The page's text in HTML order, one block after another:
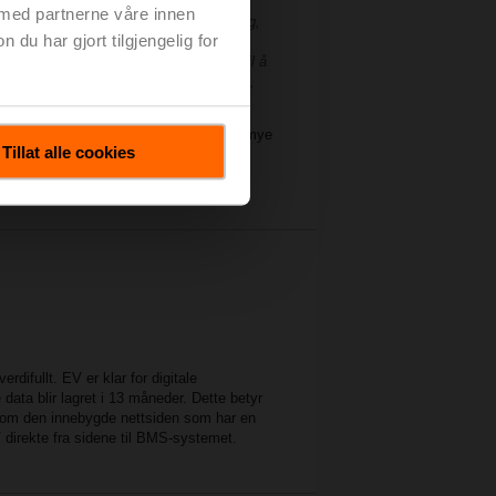
partnerne våre innen
du har gjort tilgjengelig for
Tillat alle cookies
opplæring og bevisstgjøring,
tilstrekkelig veiledning til lokale
arkitekter og planleggere til å
og fjernkjøling ved planlegging,
av at brukeren henter ut så mye
være et problem når du bruker EV,
EV er klar for digitale
blir lagret i 13 måneder. Dette betyr
den innebygde nettsiden som har en
fra sidene til BMS-systemet.